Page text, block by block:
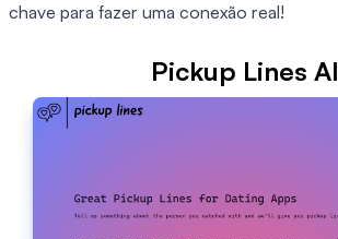
chave para fazer uma conexão real!
Pickup Lines AI